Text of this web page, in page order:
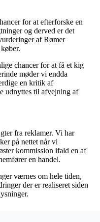
for at efterforske en
og derved er det
af Rømer
chancer for at få et kig
møder vi endda
en kritik af
udnyttes til afvejning af
fra reklamer. Vi har
på nettet når vi
kommission ifald en af
en handel.
værnes om hele tiden,
der er realiseret siden